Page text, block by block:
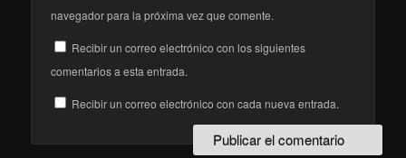
navegador para la próxima vez que comente.
Recibir un correo electrónico con los siguientes
comentarios a esta entrada.
Recibir un correo electrónico con cada nueva entrada.